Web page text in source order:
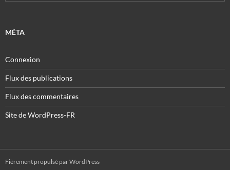
MÉTA
Connexion
Flux des publications
Flux des commentaires
Site de WordPress-FR
Fièrement propulsé par WordPress